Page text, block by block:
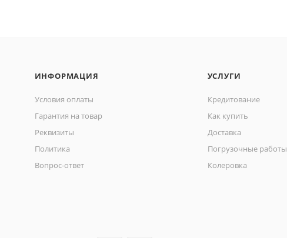
ИНФОРМАЦИЯ
Условия оплаты
Гарантия на товар
Реквизиты
Политика
Вопрос-ответ
УСЛУГИ
Кредитование
Как купить
Доставка
Погрузочные работы
Колеровка